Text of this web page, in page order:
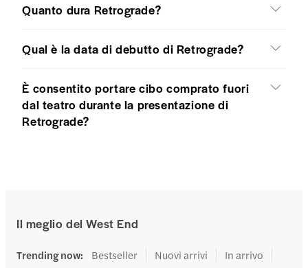
Quanto dura Retrograde?
Qual è la data di debutto di Retrograde?
È consentito portare cibo comprato fuori
dal teatro durante la presentazione di
Retrograde?
Il meglio del West End
Trending now: Bestseller Nuovi arrivi
In arrivo